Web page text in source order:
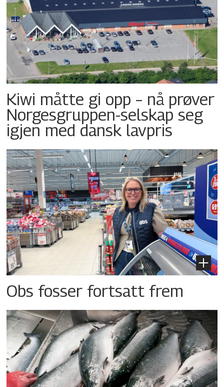
Kiwi måtte gi opp – nå prøver
Norgesgruppen-selskap seg
igjen med dansk lavpris
Obs fosser fortsatt frem